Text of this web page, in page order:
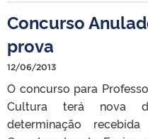
Concurso
prova
12/06/2013
O concurso para
Cultura terá nova
determinação